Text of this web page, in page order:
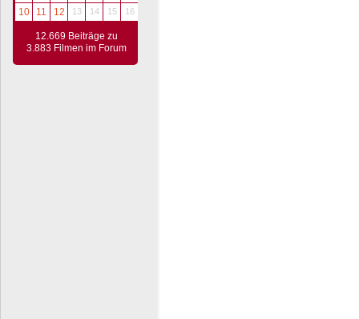
10
11 12 13 14 15 16
12.669 Beiträge zu
3.883 Filmen im Forum